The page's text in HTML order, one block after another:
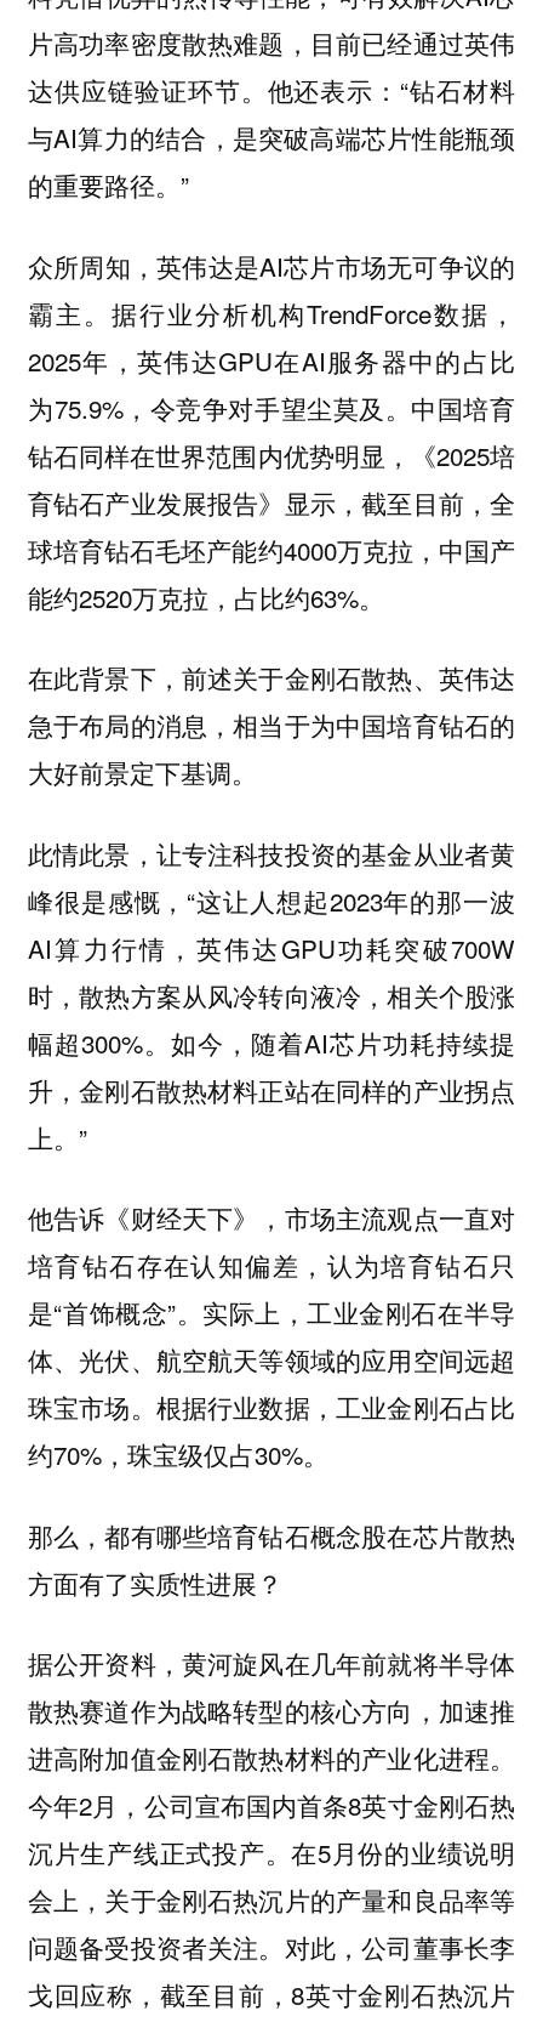
片高功率密度散热难题，目前已经通过英伟
达供应链验证环节。他还表示：“钻石材料
与AI算力的结合，是突破高端芯片性能瓶颈
的重要路径。”
众所周知，英伟达是AI芯片市场无可争议的
霸主。据行业分析机构TrendForce数据，
2025年，英伟达GPU在AI服务器中的占比
为75.9%，令竞争对手望尘莫及。中国培育
钻石同样在世界范围内优势明显，《2025培
育钻石产业发展报告》显示，截至目前，全
球培育钻石毛坯产能约4000万克拉，中国产
能约2520万克拉，占比约63%。
在此背景下，前述关于金刚石散热、英伟达
急于布局的消息，相当于为中国培育钻石的
大好前景定下基调。
此情此景，让专注科技投资的基金从业者黄
峰很是感慨，“这让人想起2023年的那一波
AI算力行情，英伟达GPU功耗突破700W
时，散热方案从风冷转向液冷，相关个股涨
幅超300%。如今，随着AI芯片功耗持续提
升，金刚石散热材料正站在同样的产业拐点
上。”
他告诉《财经天下》，市场主流观点一直对
培育钻石存在认知偏差，认为培育钻石只
是“首饰概念”。实际上，工业金刚石在半导
体、光伏、航空航天等领域的应用空间远超
珠宝市场。根据行业数据，工业金刚石占比
约70%，珠宝级仅占30%。
那么，都有哪些培育钻石概念股在芯片散热
方面有了实质性进展？
据公开资料，黄河旋风在几年前就将半导体
散热赛道作为战略转型的核心方向，加速推
进高附加值金刚石散热材料的产业化进程。
今年2月，公司宣布国内首条8英寸金刚石热
沉片生产线正式投产。在5月份的业绩说明
会上，关于金刚石热沉片的产量和良品率等
问题备受投资者关注。对此，公司董事长李
戈回应称，截至目前，8英寸金刚石热沉片